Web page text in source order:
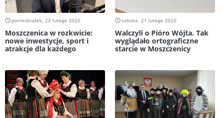
poniedziałek, 23 lutego 2026
Moszczenica w rozkwicie:
nowe inwestycje, sport i
atrakcje dla każdego
sobota, 21 lutego 2026
Walczyli o Pióro Wójta. Tak
wyglądało ortograficzne
starcie w Moszczenicy